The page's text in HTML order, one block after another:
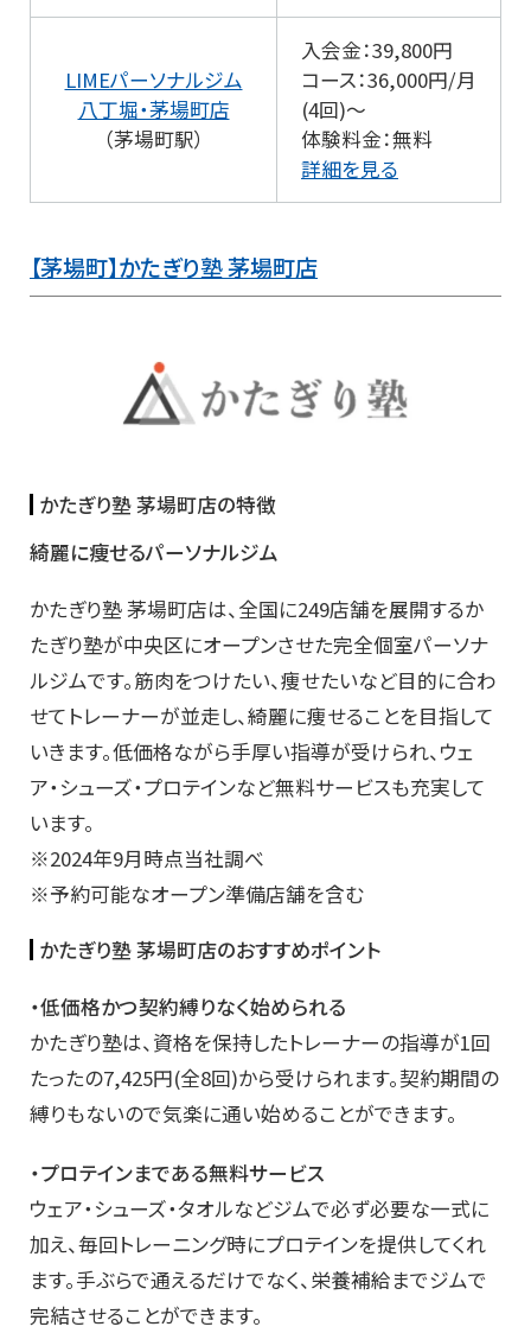
LIMEパーソナルジム
八丁堀・茅場町店
（茅場町駅）
入会金：39,800円
コース：36,000円/月
(4回)～
体験料金：無料
詳細を見る
【茅場町】かたぎり塾 茅場町店
かたぎり塾 茅場町店の特徴
綺麗に痩せるパーソナルジム
かたぎり塾 茅場町店は、全国に249店舗を展開するか
たぎり塾が中央区にオープンさせた完全個室パーソナ
ルジムです。筋肉をつけたい、痩せたいなど目的に合わ
せてトレーナーが並走し、綺麗に痩せることを目指して
いきます。低価格ながら手厚い指導が受けられ、ウェ
ア・シューズ・プロテインなど無料サービスも充実して
います。
※2024年9月時点当社調べ
※予約可能なオープン準備店舗を含む
かたぎり塾 茅場町店のおすすめポイント
・低価格かつ契約縛りなく始められる
かたぎり塾は、資格を保持したトレーナーの指導が1回
たったの7,425円(全8回)から受けられます。契約期間の
縛りもないので気楽に通い始めることができます。
・プロテインまである無料サービス
ウェア・シューズ・タオルなどジムで必ず必要な一式に
加え、毎回トレーニング時にプロテインを提供してくれ
ます。手ぶらで通えるだけでなく、栄養補給までジムで
完結させることができます。